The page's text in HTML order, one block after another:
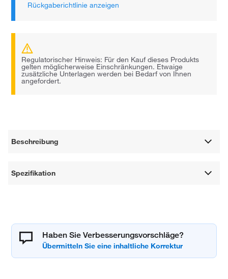
Rückgaberichtlinie anzeigen
Regulatorischer Hinweis: Für den Kauf dieses Produkts
gelten möglicherweise Einschränkungen. Etwaige
zusätzliche Unterlagen werden bei Bedarf von Ihnen
angefordert.
Beschreibung
Spezifikation
Haben Sie Verbesserungsvorschläge?